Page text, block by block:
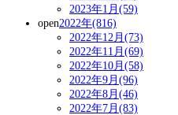
2023年1月(59)
open2022年(816)
2022年12月(73)
2022年11月(69)
2022年10月(58)
2022年9月(96)
2022年8月(46)
2022年7月(83)